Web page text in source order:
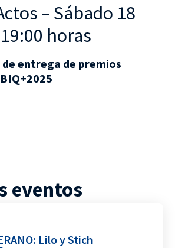
– Sábado 18
horas
de entrega de premios
eventos
Lilo y Stich